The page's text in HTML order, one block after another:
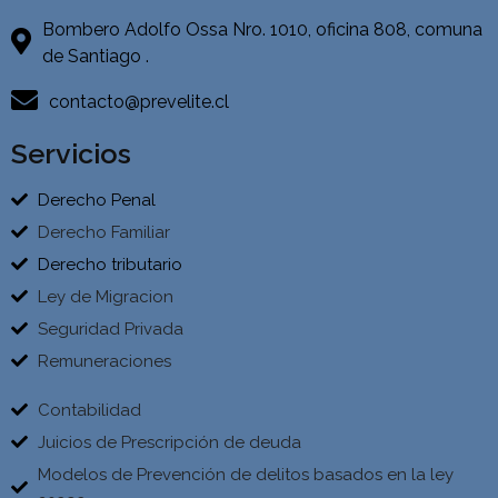
Bombero Adolfo Ossa Nro. 1010, oficina 808, comuna
de Santiago .
contacto@prevelite.cl
Servicios
Derecho Penal
Derecho Familiar
Derecho tributario
Ley de Migracion
Seguridad Privada
Remuneraciones
Contabilidad
Juicios de Prescripción de deuda
Modelos de Prevención de delitos basados en la ley